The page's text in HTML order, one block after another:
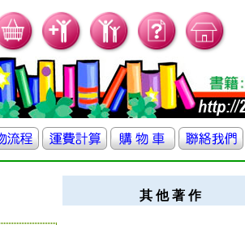
其 他 著 作